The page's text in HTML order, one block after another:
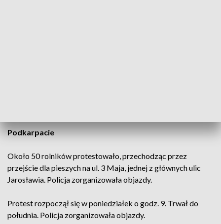
Podkarpacie
Około 50 rolników protestowało, przechodząc przez
przejście dla pieszych na ul. 3 Maja, jednej z głównych ulic
Jarosławia. Policja zorganizowała objazdy.
Protest rozpoczął się w poniedziałek o godz. 9. Trwał do
południa. Policja zorganizowała objazdy.